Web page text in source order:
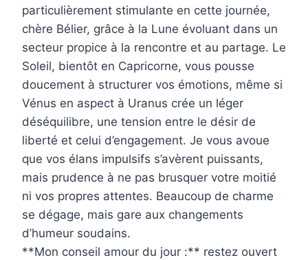
particulièrement stimulante en cette journée,
chère Bélier, grâce à la Lune évoluant dans un
secteur propice à la rencontre et au partage. Le
Soleil, bientôt en Capricorne, vous pousse
doucement à structurer vos émotions, même si
Vénus en aspect à Uranus crée un léger
déséquilibre, une tension entre le désir de
liberté et celui d’engagement. Je vous avoue
que vos élans impulsifs s’avèrent puissants,
mais prudence à ne pas brusquer votre moitié
ni vos propres attentes. Beaucoup de charme
se dégage, mais gare aux changements
d’humeur soudains.
**Mon conseil amour du jour :** restez ouvert